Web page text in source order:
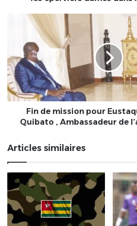
dames
dans
l'expectative
Eustaquio
Juanuario
Quibato
,
Ambassadeur
l’angola
Fin de mission pour
Quibato , Ambassadeur de
Articles similaires